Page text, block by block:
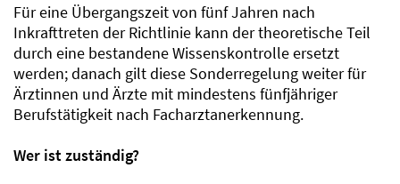
Für eine Übergangszeit von fünf Jahren nach
Inkrafttreten der Richtlinie kann der theoretische Teil
durch eine bestandene Wissenskontrolle ersetzt
werden; danach gilt diese Sonderregelung weiter für
Ärztinnen und Ärzte mit mindestens fünfjähriger
Berufstätigkeit nach Facharztanerkennung.
Wer ist zuständig?